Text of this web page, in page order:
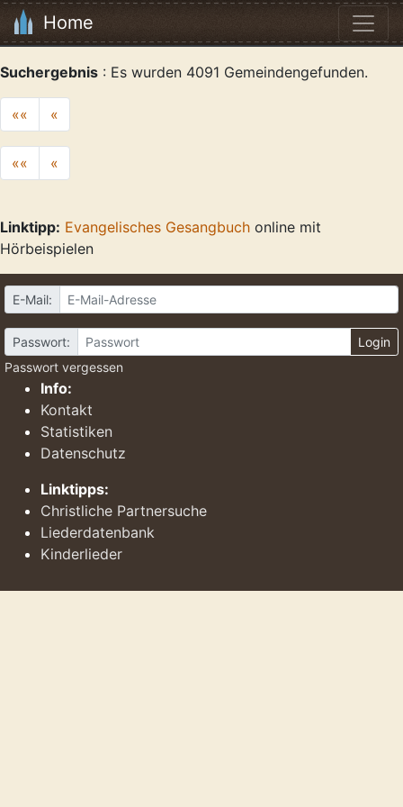
Home
Suchergebnis : Es wurden 4091 Gemeindengefunden.
«« «
«« «
Linktipp: Evangelisches Gesangbuch online mit
Hörbeispielen
E-Mail:
Passwort:
Login
Passwort vergessen
Info:
Kontakt
Statistiken
Datenschutz
Linktipps:
Christliche Partnersuche
Liederdatenbank
Kinderlieder